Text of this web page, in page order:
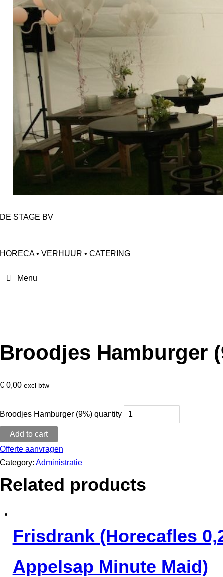
DE STAGE BV
HORECA • VERHUUR • CATERING
Broodjes Hamburger
€ 0,00 excl btw
Broodjes Hamburger (9%) quantity
Add to cart
Offerte aanvragen
Category: Administratie
Related products
Frisdrank (Horecafles
Appelsap Minute Maid)